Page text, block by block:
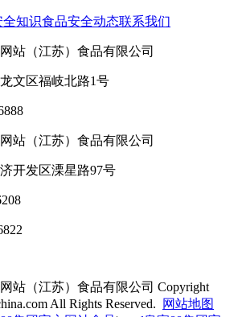
知识食品安全动态联系我们
站（江苏）食品有限公司
文区福岐北路1号
站（江苏）食品有限公司
开发区溧星路97号
站（江苏）食品有限公司 Copyright
All Rights Reserved.
网站地图